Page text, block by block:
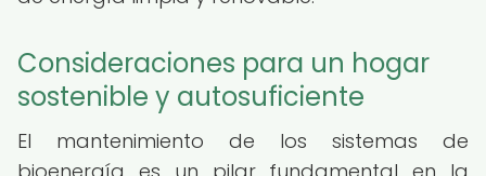
Consideraciones para un hogar
sostenible y autosuficiente
El mantenimiento de los sistemas de